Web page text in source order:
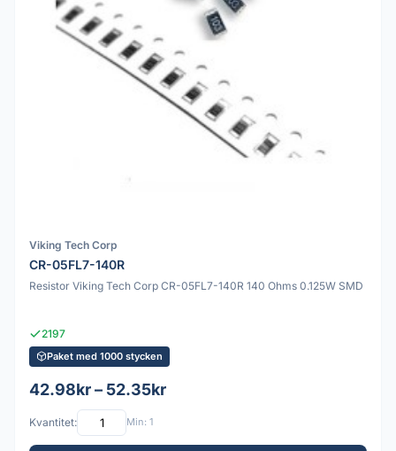
Viking Tech Corp
CR-05FL7-140R
Resistor Viking Tech Corp CR-05FL7-140R 140 Ohms 0.125W SMD
2197
Paket med 1000 stycken
42.98kr – 52.35kr
Kvantitet: Min: 1